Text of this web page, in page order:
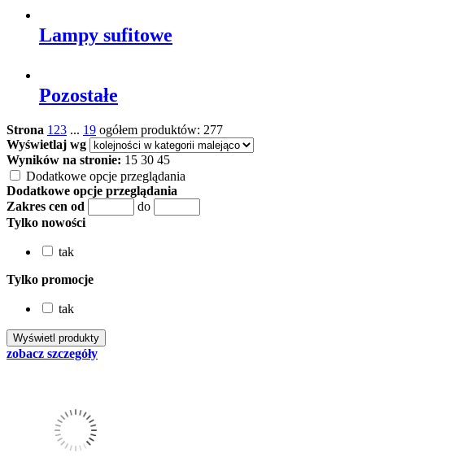
Lampy sufitowe
Pozostałe
Strona 1 23 ... 19 ogółem produktów: 277
Wyświetlaj wg
Wyników na stronie: 15 30 45
Dodatkowe opcje przeglądania
Dodatkowe opcje przeglądania
Zakres cen od
do
Tylko nowości
tak
Tylko promocje
tak
zobacz szczegóły